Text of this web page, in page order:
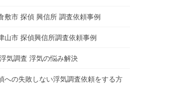
敷市 探偵 興信所 調査依頼事例
山市 探偵興信所調査依頼事例
気調査 浮気の悩み解決
への失敗しない浮気調査依頼をする方